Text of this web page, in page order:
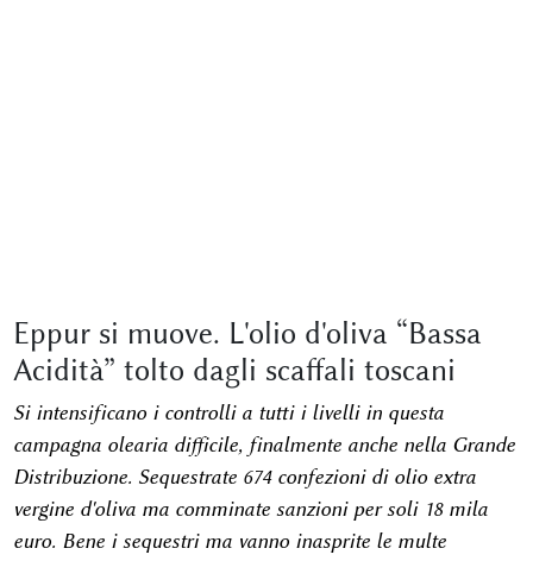
Eppur si muove. L'olio d'oliva “Bassa
Acidità” tolto dagli scaffali toscani
Si intensificano i controlli a tutti i livelli in questa
campagna olearia difficile, finalmente anche nella Grande
Distribuzione. Sequestrate 674 confezioni di olio extra
vergine d'oliva ma comminate sanzioni per soli 18 mila
euro. Bene i sequestri ma vanno inasprite le multe